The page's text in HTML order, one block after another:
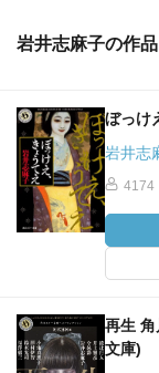
岩井志麻子の作品
ぼっけ
岩井志
4174
再生
文庫)